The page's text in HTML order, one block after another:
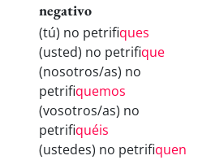
negativo
(tú) no petrifiques
(usted) no petrifique
(nosotros/as) no
petrifiquemos
(vosotros/as) no
petrifiquéis
(ustedes) no petrifiquen